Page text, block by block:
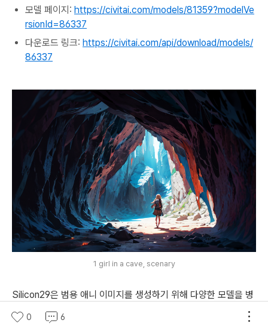
모델 페이지: https://civitai.com/models/81359?modelVe
rsionId=86337
다운로드 링크: https://civitai.com/api/download/models/
86337
1 girl in a cave, scenary
Silicon29은 범용 애니 이미지를 생성하기 위해 다양한 모델을 병
합한 모델입니다. 어두운(dark) 버전을 사용하면 더 어우운 이미
0 6